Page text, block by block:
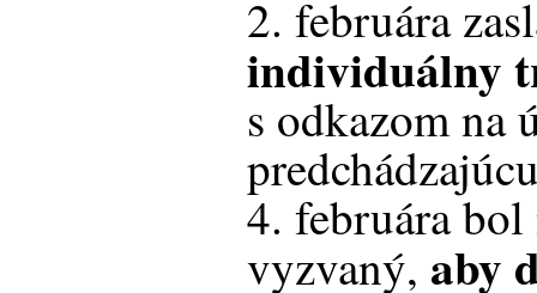
2. februára
individuálny
s odkazom na
4. februára
vyzvaný, aby